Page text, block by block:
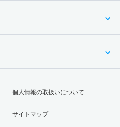
個人情報の取扱いについて
サイトマップ